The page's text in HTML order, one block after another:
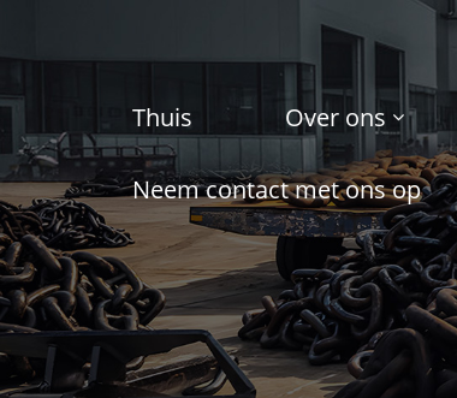
Thuis Over ons
Neem contact met ons op